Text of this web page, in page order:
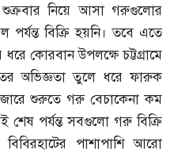
নিয়ে আসা গরুগুলোর
বিক্রি হয়নি। তবে এতে
কোরবান উপলক্ষে চট্টগ্রামে
অভিজ্ঞতা তুলে ধরে ফারুক
শুরুতে গরু বেচাকেনা কম
শেষ পর্যন্ত সবগুলো গরু বিক্রি
পাশাপাশি আরো